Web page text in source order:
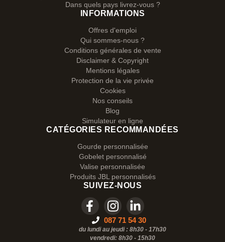
Dans quels pays livrez-vous ?
INFORMATIONS
Offres d'emploi
Qui sommes-nous ?
Conditions générales de vente
Disclaimer & Copyright
Mentions légales
Protection de la vie privée
Cookies
Nos conseils
Blog
Simulateur en ligne
CATÉGORIES RECOMMANDÉES
Gourde personnalisée
Gobelet personnalisé
Valise personnalisée
Produits JBL personnalisés
SUIVEZ-NOUS
087 71 54 30
du lundi au jeudi : 8h30 - 17h30
vendredi: 8h30 - 15h30